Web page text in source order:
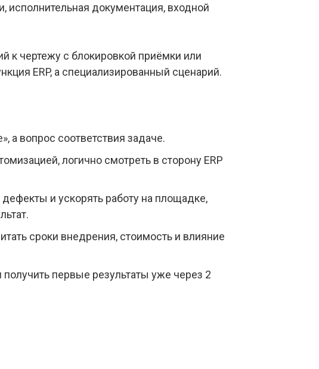
исполнительная документация, входной
к чертежу с блокировкой приёмки или
ERP, а специализированный сценарий.
вопрос соответствия задаче.
логично смотреть в сторону ERP
дефекты и ускорять работу на площадке,
сроки внедрения, стоимость и влияние
получить первые результаты уже через 2